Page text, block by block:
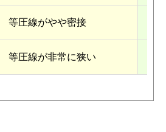
等圧線がやや密接
等圧線が非常に狭い